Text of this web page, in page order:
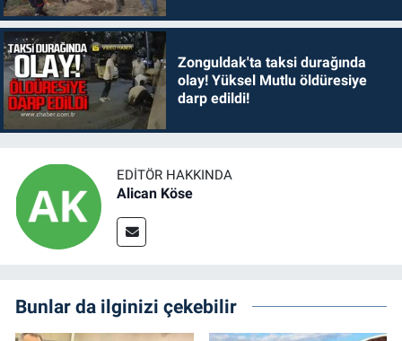
Zonguldak'ta taksi durağında
olay! Yüksel Mutlu öldüresiye
darp edildi!
EDITÖR HAKKINDA
Alican Köse
Bunlar da ilginizi çekebilir